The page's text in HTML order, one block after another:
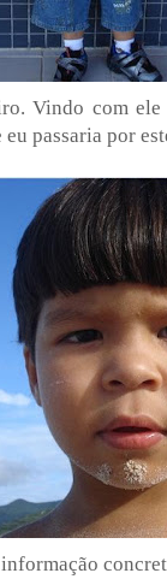
Vindo com
passaria por